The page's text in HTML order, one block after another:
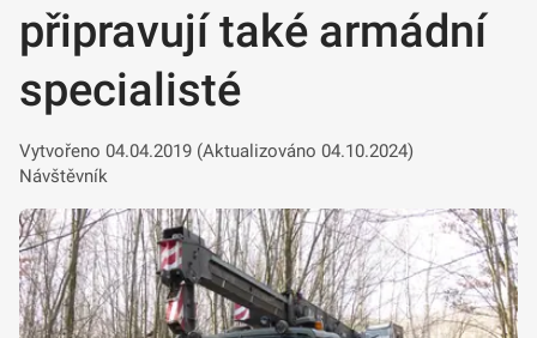
připravují také armádní
specialisté
Vytvořeno 04.04.2019 (Aktualizováno 04.10.2024)
Návštěvník